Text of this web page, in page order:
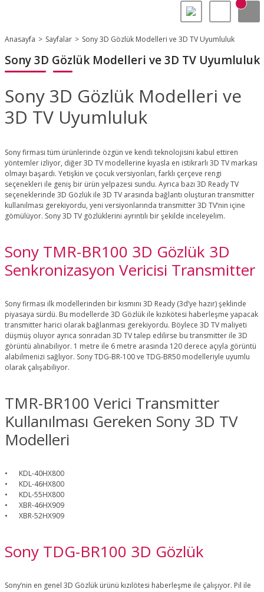
Anasayfa Sayfalar Sony 3D Gözlük Modelleri ve 3D TV Uyumluluk
Sony 3D Gözlük Modelleri ve 3D TV Uyumluluk
Sony 3D Gözlük Modelleri ve
3D TV Uyumluluk
Sony firması tüm ürünlerinde özgün ve kendi teknolojisini kabul ettiren
yöntemler izliyor, diğer 3D TV modellerine kıyasla en istikrarlı 3D TV markası
olmayı başardı. Yetişkin ve çocuk versiyonları, farklı çerçeve rengi
seçenekleri ile geniş bir ürün yelpazesi sundu. Ayrıca bazı 3D Ready TV
seçeneklerinde 3D Gözlük ile 3D TV arasında bağlantı oluşturan transmitter
kullanılması gerekiyordu, yeni versiyonlarında transmitter 3D TV’nin içine
gömülüyor. Sony 3D TV gözlüklerini ayrıntılı bir şekilde inceleyelim.
Sony TMR-BR100 3D Gözlük 3D
Senkronizasyon Vericisi Transmitter
Sony firması ilk modellerinden bir kısmını 3D Ready (3d’ye hazır) şeklinde
piyasaya sürdü. Bu modellerde 3D Gözlük ile kızıkötesi haberleşme yapacak
transmitter harici olarak bağlanması gerekiyordu. Böylece 3D TV maliyeti
düşmüş oluyor ayrıca sonradan 3D TV talep edilirse bu transmitter ile 3D
görüntü alınabiliyor. 1 metre ile 6 metre arasında 120 derece açıyla görüntü
alabilmenizi sağlıyor. Sony TDG-BR-100 ve TDG-BR50 modelleriyle uyumlu
olarak çalışabiliyor.
TMR-BR100 Verici Transmitter
Kullanılması Gereken Sony 3D TV
Modelleri
•
KDL-40HX800
•
KDL-46HX800
•
KDL-55HX800
•
XBR-46HX909
•
XBR-52HX909
Sony TDG-BR100 3D Gözlük
Sony’nin en genel 3D Gözlük ürünü kızılötesi haberleşme ile çalışıyor. Pil ile